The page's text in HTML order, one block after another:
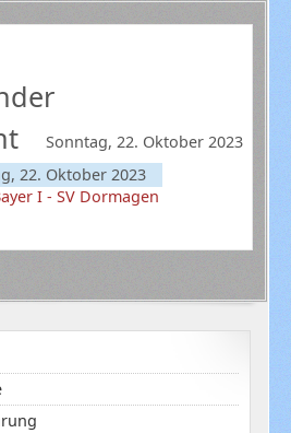
Sonntag, 22. Oktober 2023
22. Oktober 2023
I - SV Dormagen